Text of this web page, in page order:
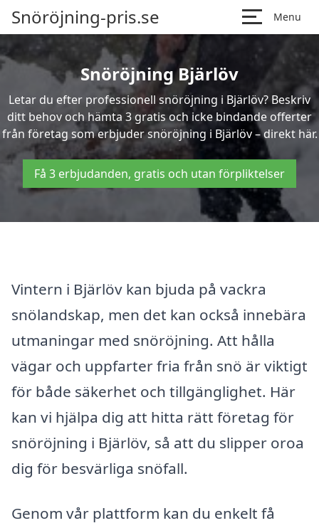
Snöröjning-pris.se Menu
Snöröjning Bjärlöv
Letar du efter professionell snöröjning i Bjärlöv? Beskriv
ditt behov och hämta 3 gratis och icke bindande offerter
från företag som erbjuder snöröjning i Bjärlöv – direkt här.
Få 3 erbjudanden, gratis och utan förpliktelser
Vintern i Bjärlöv kan bjuda på vackra
snölandskap, men det kan också innebära
utmaningar med snöröjning. Att hålla
vägar och uppfarter fria från snö är viktigt
för både säkerhet och tillgänglighet. Här
kan vi hjälpa dig att hitta rätt företag för
snöröjning i Bjärlöv, så att du slipper oroa
dig för besvärliga snöfall.
Genom vår plattform kan du enkelt få